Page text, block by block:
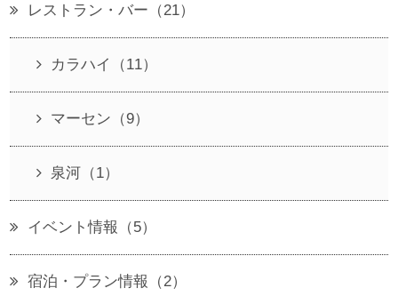
レストラン・バー（21）
カラハイ（11）
マーセン（9）
泉河（1）
イベント情報（5）
宿泊・プラン情報（2）